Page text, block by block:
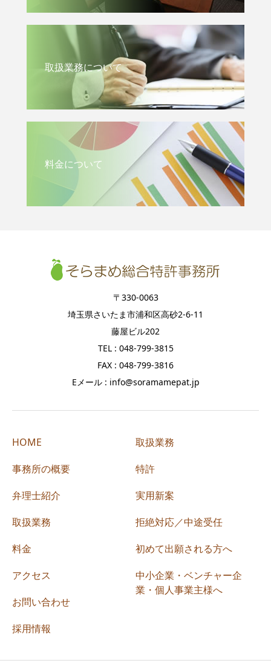
取扱業務について
料金について
〒330-0063
埼玉県さいたま市浦和区高砂2-6-11
藤屋ビル202
TEL : 048-799-3815
FAX : 048-799-3816
Eメール : info@soramamepat.jp
HOME
事務所の概要
弁理士紹介
取扱業務
料金
アクセス
お問い合わせ
採用情報
取扱業務
特許
実用新案
拒絶対応／中途受任
初めて出願される方へ
中小企業・ベンチャー企
業・個人事業主様へ